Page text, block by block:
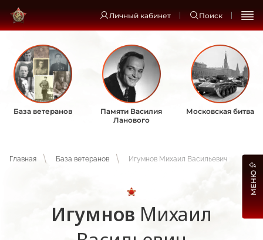
Личный кабинет Поиск
База ветеранов
Памяти Василия
Ланового
Московская битва
Главная База ветеранов Игумнов Михаил Васильевич
Игумнов Михаил
МЕНЮ